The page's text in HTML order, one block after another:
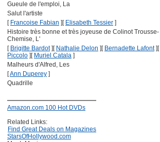
Gueule de l'emploi, La
Salut l'artiste
[ Francoise Fabian ] [ Elisabeth Tessier ]
Histoire très bonne et très joyeuse de Colinot Trousse-
Chemise, L'
[ Brigitte Bardot] [ Nathalie Delon ] [ Bernadette Lafont] [
Piccolo ] [ Muriel Catala ]
Malheurs d'Alfred, Les
[Ann Duperey ]
Quadrille
Amazon.com 100 Hot DVDs
Related Links:
Find Great Deals on Magazines
StarsOfHollywood.com